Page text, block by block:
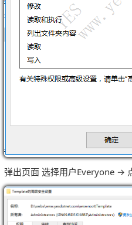
弹出页面 选择用户Everyone →